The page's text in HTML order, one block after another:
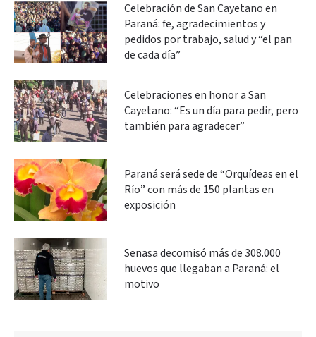
Celebración de San Cayetano en
Paraná: fe, agradecimientos y
pedidos por trabajo, salud y “el pan
de cada día”
Celebraciones en honor a San
Cayetano: “Es un día para pedir, pero
también para agradecer”
Paraná será sede de “Orquídeas en el
Río” con más de 150 plantas en
exposición
Senasa decomisó más de 308.000
huevos que llegaban a Paraná: el
motivo